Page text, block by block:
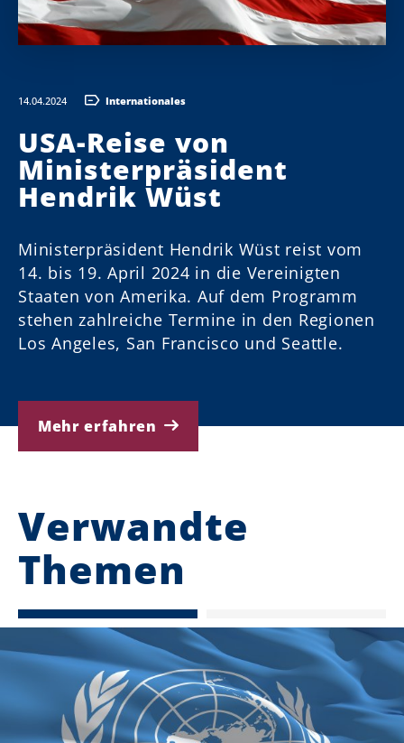
14.04.2024 Internationales
USA-Reise von
Ministerpräsident
Hendrik Wüst
Ministerpräsident Hendrik Wüst reist vom
14. bis 19. April 2024 in die Vereinigten
Staaten von Amerika. Auf dem Programm
stehen zahlreiche Termine in den Regionen
Los Angeles, San Francisco und Seattle.
Mehr erfahren
Verwandte
Themen